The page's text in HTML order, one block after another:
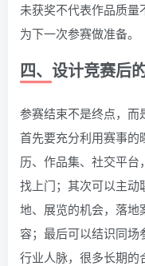
未获奖不代表作品质量
为下一次参赛做准备。
四、设计竞赛后
参赛结束不是终点，而
首先要充分利用赛事的
历、作品集、社交平
找上门；其次可以主动
地、展览的机会，落地
容；最后可以结识同
行业人脉，很多长期的